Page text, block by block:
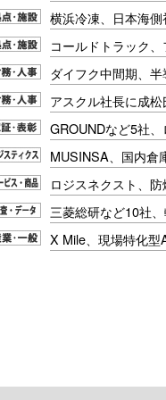
横浜冷凍、日本海
コールドトラック
ダイフク中間期、
アスクル社長に成
GROUNDなど5社
MUSINSA、国内倉
ロジスネクスト、
三菱総研など10社
X Mile、現場特化型